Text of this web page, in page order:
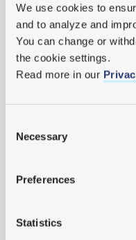
We use cookies to
and to analyze and
You can change or
the cookie settings.
Read more in our
Selection
Necessary
Preferences
Statistics
Sara föreläser om vikten av
Mingel i Uppsala!
Med fokus på ledarens roll
Träffa oss på Nordic Rail
Vi hälsar Jacob och Oscar